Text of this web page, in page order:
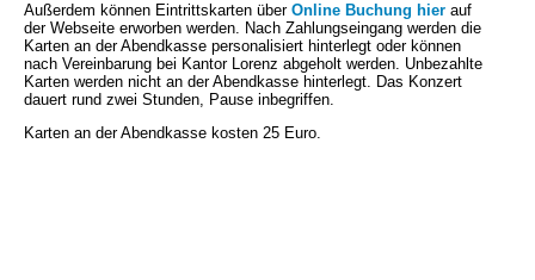
Außerdem können Eintrittskarten über Online Buchung hier auf
der Webseite erworben werden. Nach Zahlungseingang werden die
Karten an der Abendkasse personalisiert hinterlegt oder können
nach Vereinbarung bei Kantor Lorenz abgeholt werden. Unbezahlte
Karten werden nicht an der Abendkasse hinterlegt. Das Konzert
dauert rund zwei Stunden, Pause inbegriffen.
Karten an der Abendkasse kosten 25 Euro.